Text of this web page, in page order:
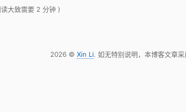
大致需要 2 分钟 )
2026 © Xin Li. 如无特别说明，本博客文章采